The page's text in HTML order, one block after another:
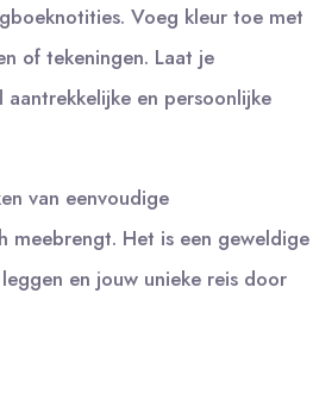
Voeg kleur toe met
of tekeningen. Laat je
en persoonlijke
van eenvoudige
meebrengt. Het is een geweldige
en jouw unieke reis door